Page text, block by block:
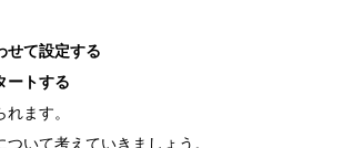
せて設定する
ートする
ます。
ついて考えていきましょう。